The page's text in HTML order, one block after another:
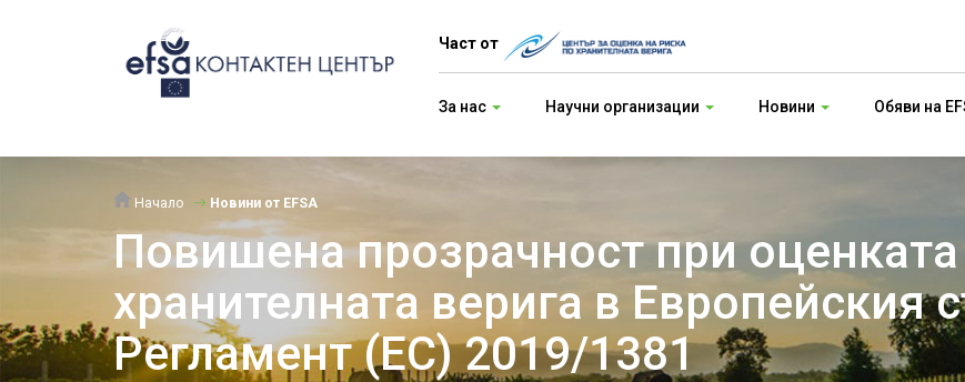
Част от
За нас Научни организации Новини Обяви на
Начало Новини от EFSA
Повишена прозрачност при
хранителната верига в Европейския
Регламент (ЕС) 2019/1381